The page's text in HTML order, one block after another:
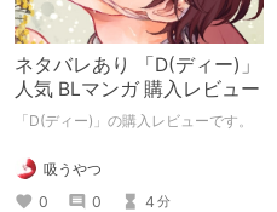
ネタバレあり 「D(ディー)」
人気 BLマンガ 購入レビュー
「D(ディー)」の購入レビューです。
吸うやつ
0
0 4 分